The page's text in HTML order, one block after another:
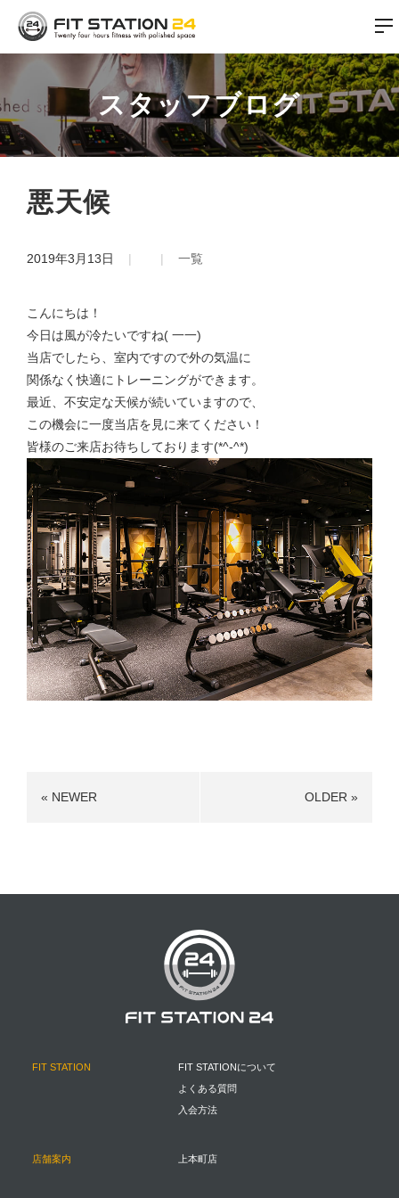
スタッフブログ
悪天候
2019年3月13日 一覧
こんにちは！
今日は風が冷たいですね( 一一)
当店でしたら、室内ですので外の気温に
関係なく快適にトレーニングができます。
最近、不安定な天候が続いていますので、
この機会に一度当店を見に来てください！
皆様のご来店お待ちしております(*^-^*)
« NEWER OLDER »
FIT STATION
FIT STATIONについて
よくある質問
入会方法
店舗案内 上本町店